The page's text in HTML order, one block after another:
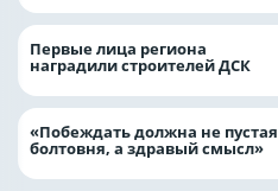
Первые лица региона
наградили строителей ДСК
«Побеждать должна не пустая
болтовня, а здравый смысл»